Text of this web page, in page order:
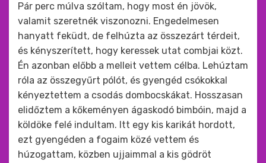
Pár perc múlva szóltam, hogy most én jövök,
valamit szeretnék viszonozni. Engedelmesen
hanyatt feküdt, de felhúzta az összezárt térdeit,
és kényszerített, hogy keressek utat combjai közt.
Én azonban előbb a melleit vettem célba. Lehúztam
róla az összegyűrt pólót, és gyengéd csókokkal
kényeztettem a csodás dombocskákat. Hosszasan
elidőztem a kőkeményen ágaskodó bimbóin, majd a
köldöke felé indultam. Itt egy kis karikát hordott,
ezt gyengéden a fogaim közé vettem és
húzogattam, közben ujjaimmal a kis gödröt